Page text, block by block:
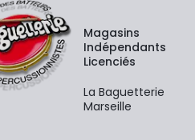
Magasins
Indépendants
Licenciés
La Baguetterie
Marseille